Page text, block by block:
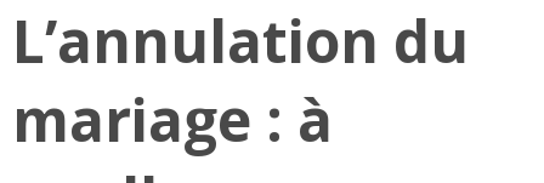
L’annulation du
mariage : à